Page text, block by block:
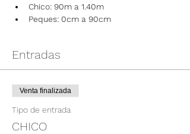
Chico: 90m a 1.40m
Peques: 0cm a 90cm
Entradas
Venta finalizada
Tipo de entrada
CHICO